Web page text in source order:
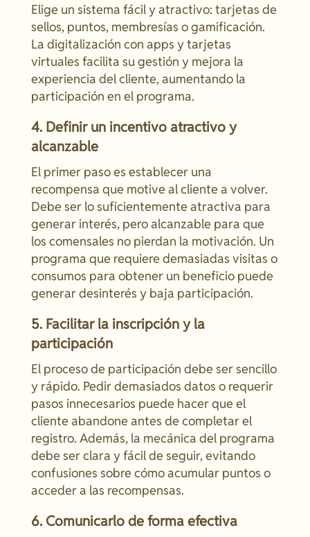
Elige un sistema fácil y atractivo: tarjetas de
sellos, puntos, membresías o gamificación.
La digitalización con apps y tarjetas
virtuales facilita su gestión y mejora la
experiencia del cliente, aumentando la
participación en el programa.
4. Definir un incentivo atractivo y
alcanzable
El primer paso es establecer una
recompensa que motive al cliente a volver.
Debe ser lo suficientemente atractiva para
generar interés, pero alcanzable para que
los comensales no pierdan la motivación. Un
programa que requiere demasiadas visitas o
consumos para obtener un beneficio puede
generar desinterés y baja participación.
5. Facilitar la inscripción y la
participación
El proceso de participación debe ser sencillo
y rápido. Pedir demasiados datos o requerir
pasos innecesarios puede hacer que el
cliente abandone antes de completar el
registro. Además, la mecánica del programa
debe ser clara y fácil de seguir, evitando
confusiones sobre cómo acumular puntos o
acceder a las recompensas.
6. Comunicarlo de forma efectiva